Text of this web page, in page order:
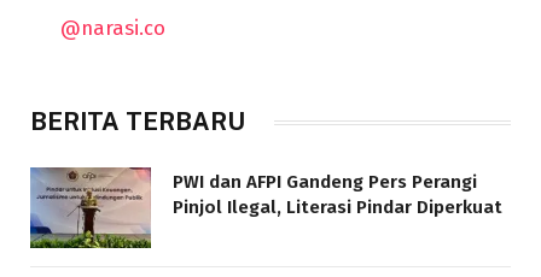
@narasi.co
BERITA TERBARU
PWI dan AFPI Gandeng Pers Perangi
Pinjol Ilegal, Literasi Pindar Diperkuat